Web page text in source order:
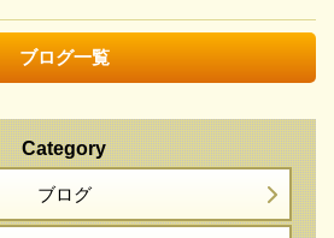
ブログ一覧
Category
ブログ